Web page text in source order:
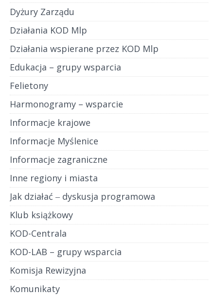
Dyżury Zarządu
Działania KOD Mlp
Działania wspierane przez KOD Mlp
Edukacja – grupy wsparcia
Felietony
Harmonogramy – wsparcie
Informacje krajowe
Informacje Myślenice
Informacje zagraniczne
Inne regiony i miasta
Jak działać ‒ dyskusja programowa
Klub książkowy
KOD-Centrala
KOD-LAB – grupy wsparcia
Komisja Rewizyjna
Komunikaty